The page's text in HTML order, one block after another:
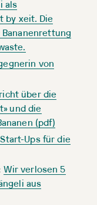
als
by xeit. Die
von
über die
und die
(pdf)
Ups für die
Wir verlosen 5
aus